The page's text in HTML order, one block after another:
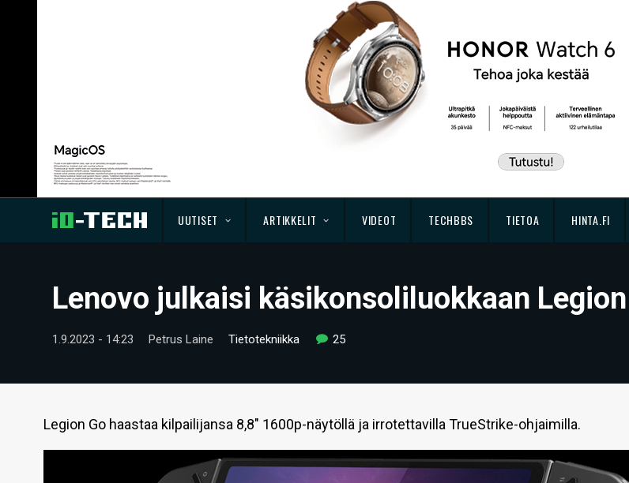
UUTISET ARTIKKELIT VIDEOT TECHBBS TIETOA HINTA.FI
Lenovo julkaisi käsikonsoliluokkaan
1.9.2023 - 14:23 Petrus Laine Tietotekniikka 25
Legion Go haastaa kilpailijansa 8,8" 1600p-näytöllä ja irrotettavilla TrueStrike-ohjaimilla.